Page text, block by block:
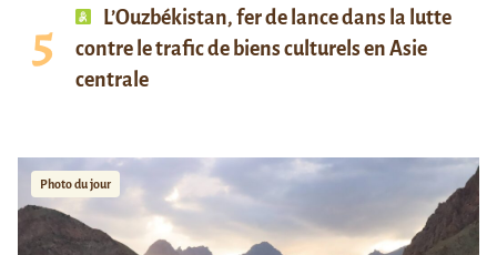
L’Ouzbékistan, fer de lance dans la lutte
contre le trafic de biens culturels en Asie
centrale
Photo du jour